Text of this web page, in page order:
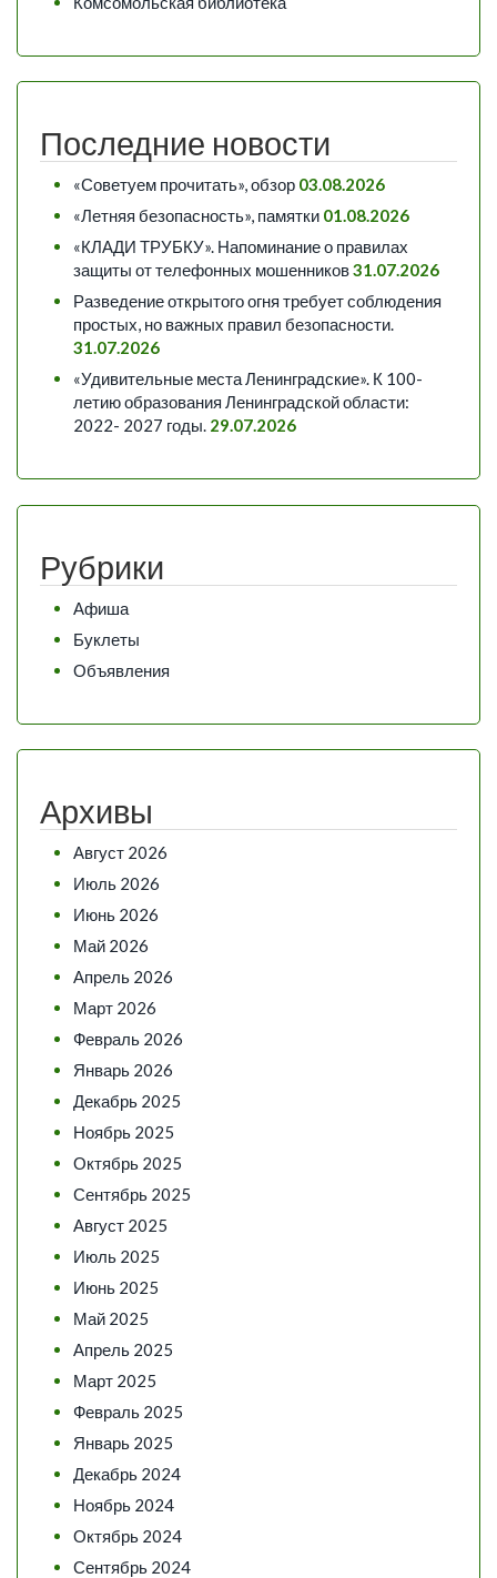
Последние новости
«Советуем прочитать», обзор 03.08.2026
«Летняя безопасность», памятки 01.08.2026
«КЛАДИ ТРУБКУ». Напоминание о правилах
защиты от телефонных мошенников31.07.2026
Разведение открытого огня требует соблюдения
простых, но важных правил безопасности.
31.07.2026
«Удивительные места Ленинградские». К 100-
летию образования Ленинградской области:
2022- 2027 годы. 29.07.2026
Рубрики
Афиша
Буклеты
Объявления
Архивы
Август 2026
Июль 2026
Июнь 2026
Май 2026
Апрель 2026
Март 2026
Февраль 2026
Январь 2026
Декабрь 2025
Ноябрь 2025
Октябрь 2025
Сентябрь 2025
Август 2025
Июль 2025
Июнь 2025
Май 2025
Апрель 2025
Март 2025
Февраль 2025
Январь 2025
Декабрь 2024
Ноябрь 2024
Октябрь 2024
Сентябрь 2024